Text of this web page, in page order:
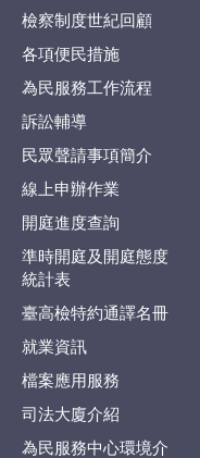
檢察制度世紀回顧
各項便民措施
為民服務工作流程
訴訟輔導
民眾聲請事項簡介
線上申辦作業
開庭進度查詢
準時開庭及開庭態度
統計表
臺高檢特約通譯名冊
就業資訊
檔案應用服務
司法大廈介紹
為民服務中心環境介